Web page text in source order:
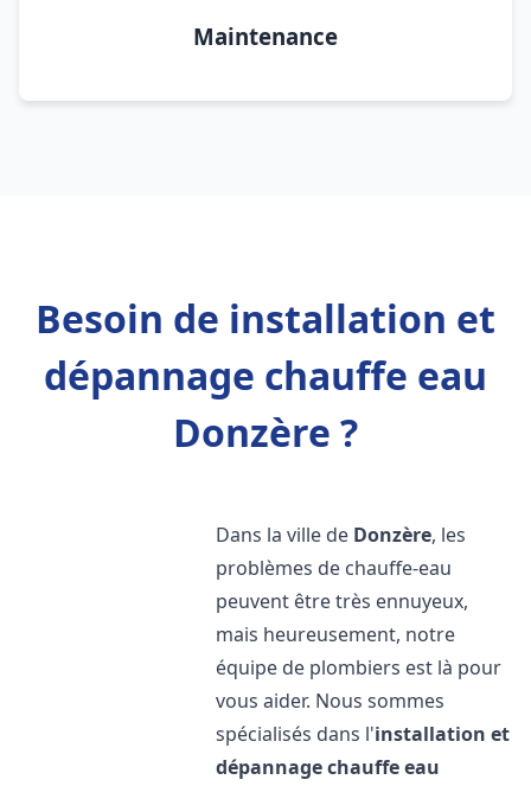
Maintenance
Besoin de installation et
dépannage chauffe eau
Donzère ?
Dans la ville de Donzère, les
problèmes de chauffe-eau
peuvent être très ennuyeux,
mais heureusement, notre
équipe de plombiers est là pour
vous aider. Nous sommes
spécialisés dans l'installation et
dépannage chauffe eau